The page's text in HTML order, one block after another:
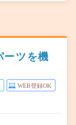
ーツを機
WEB登録OK